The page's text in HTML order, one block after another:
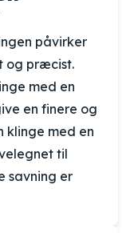
påvirker
og præcist.
med en
en finere og
klinge med en
til
savning er